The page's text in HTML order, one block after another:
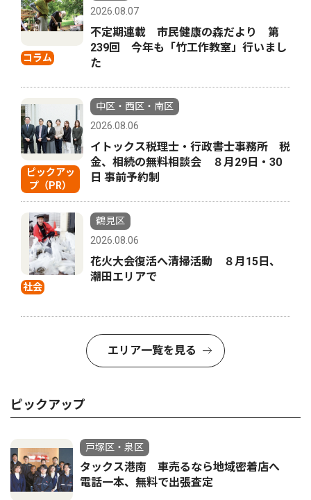
コラム
2026.08.07
不定期連載 市民健康の森だより 第
239回 今年も「竹工作教室」行いまし
た
ピックアッ
プ（PR）
中区・西区・南区
2026.08.06
イトックス税理士・行政書士事務所 税
金、相続の無料相談会 ８月29日・30
日 事前予約制
社会
鶴見区
2026.08.06
花火大会復活へ清掃活動 ８月15日、
潮田エリアで
エリア一覧を見る
ピックアップ
戸塚区・泉区
タックス港南 車売るなら地域密着店へ
電話一本、無料で出張査定